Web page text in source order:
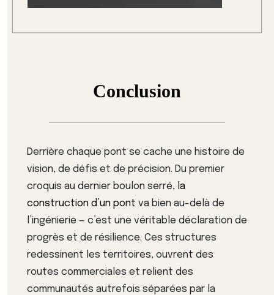
Conclusion
Derrière chaque pont se cache une histoire de
vision, de défis et de précision. Du premier
croquis au dernier boulon serré, la
construction d’un pont va bien au-delà de
l’ingénierie — c’est une véritable déclaration de
progrès et de résilience. Ces structures
redessinent les territoires, ouvrent des
routes commerciales et relient des
communautés autrefois séparées par la